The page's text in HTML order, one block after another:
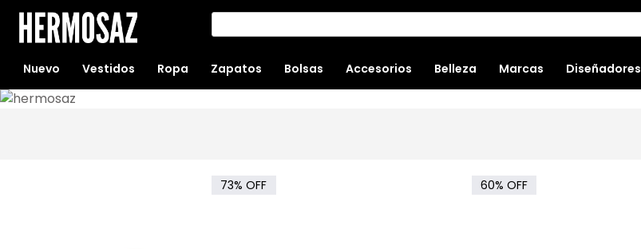
Nuevo Vestidos Ropa Zapatos Bolsas Accesorios Belleza Marcas Diseñadores